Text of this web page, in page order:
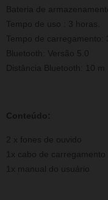
Bateria de
Tempo de uso
: 3 horas.
Tempo de carregamento:
Bluetooth: Versão 5.0
Distância Bluetooth: 10 m
Conteúdo:
2 x fones de ouvido
1x cabo de
1x manual do usuário